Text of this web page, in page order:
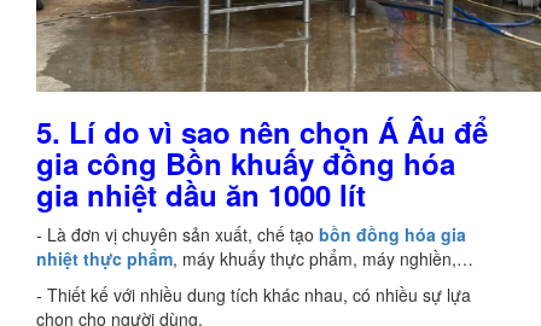
5. Lí do vì sao nên chọn Á Âu để
gia công Bồn khuấy đồng hóa
gia nhiệt dầu ăn 1000 lít
- Là đơn vị chuyên sản xuất, chế tạo bồn đồng hóa gia
nhiệt thực phẩm, máy khuấy thực phẩm, máy nghiền,…
- Thiết kế với nhiều dung tích khác nhau, có nhiều sự lựa
chọn cho người dùng.